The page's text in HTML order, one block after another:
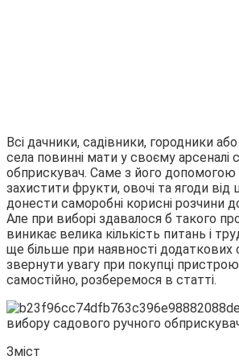
Всі дачники, садівники, городники
села повинні мати у своєму арсеналі
обприскувач. Саме з його
захистити фрукти, овочі та ягоди від
донести саморобні корисні розчини
Але при виборі здавалося б такого
виникає велика кількість питань і
ще більше при наявності додаткових
звернути увагу при покупці
самостійно, розберемося в статті.
Зміст